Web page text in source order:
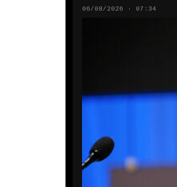
06/08/2026 · 07:34